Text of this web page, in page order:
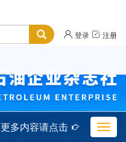
 登录  注册
Toggle
更多内容请点击 